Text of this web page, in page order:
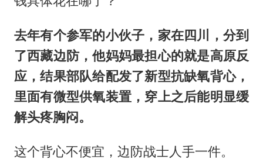
去年有个参军的小伙子，家在四川，分到
了西藏边防，他妈妈最担心的就是高原反
应，结果部队给配发了新型抗缺氧背心，
里面有微型供氧装置，穿上之后能明显缓
解头疼胸闷。
这个背心不便宜，边防战士人手一件。